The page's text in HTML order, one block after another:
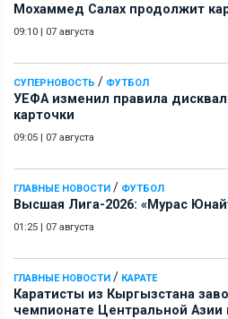
Мохаммед Салах продолжит
09:10 | 07 августа
СУПЕРНОВОСТЬ / ФУТБОЛ
УЕФА изменил правила
карточки
09:05 | 07 августа
ГЛАВНЫЕ НОВОСТИ / ФУТБОЛ
Высшая Лига-2026: «Мурас
01:25 | 07 августа
ГЛАВНЫЕ НОВОСТИ / КАРАТЕ
Каратисты из Кыргызстана
чемпионате Центральной Азии